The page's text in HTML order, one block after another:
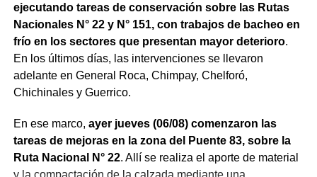
ejecutando tareas de conservación sobre las Rutas
Nacionales N° 22 y N° 151, con trabajos de bacheo en
frío en los sectores que presentan mayor deterioro.
En los últimos días, las intervenciones se llevaron
adelante en General Roca, Chimpay, Chelforó,
Chichinales y Guerrico.
En ese marco, ayer jueves (06/08) comenzaron las
tareas de mejoras en la zona del Puente 83, sobre la
Ruta Nacional N° 22. Allí se realiza el aporte de material
y la compactación de la calzada mediante una